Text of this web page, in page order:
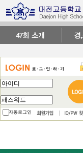
자동로그인